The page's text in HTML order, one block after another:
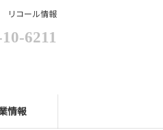
6211
情報
リコール情報